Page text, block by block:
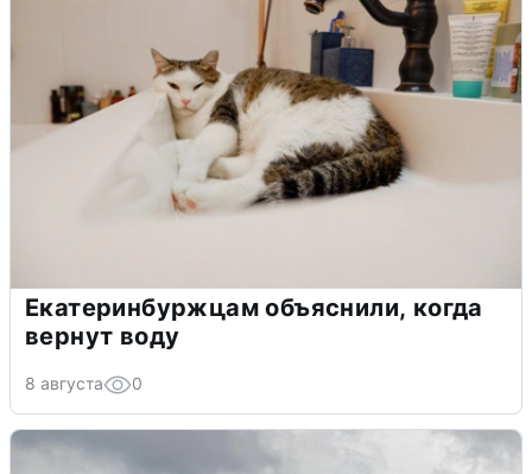
Екатеринбуржцам объяснили, когда
вернут воду
8 августа 0